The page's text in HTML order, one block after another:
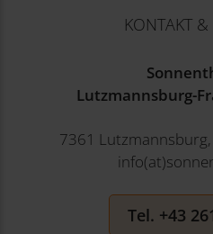
KONTAKT
Lutzmannsburg-
7361
Tel. +43